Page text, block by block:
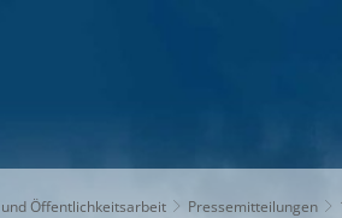
und Öffentlichkeitsarbeit Pressemitteilungen